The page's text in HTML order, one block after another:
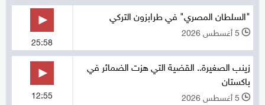
"السلطان المصري" في طرابزون التركي
l 5 أغسطس 2026
25:58
زينب الصغيرة.. القضية التي هزت الضمائر في
باكستان
l 5 أغسطس 2026 12:55